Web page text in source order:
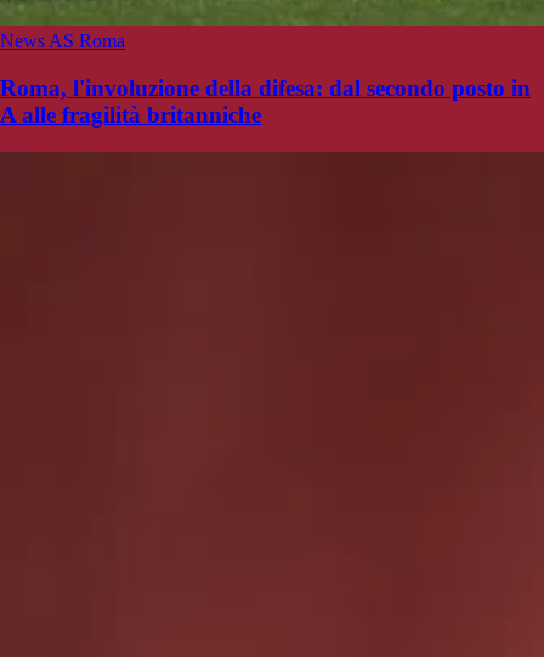
News AS Roma
Roma, l'involuzione della difesa: dal secondo posto in
A alle fragilità britanniche